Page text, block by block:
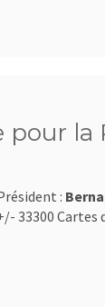
la
:
33300 Cartes